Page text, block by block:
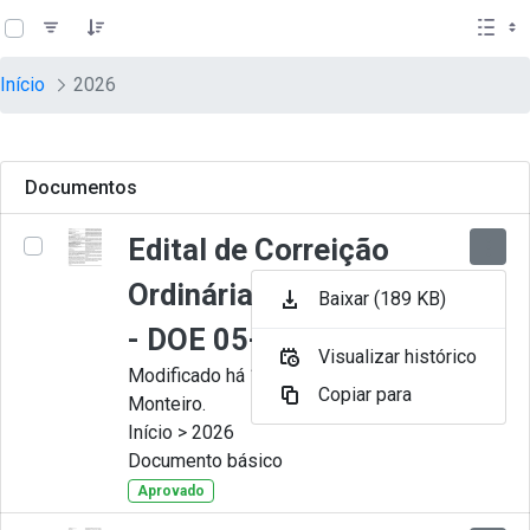
Pular para o Conteúdo principal
teste descricao
Início 2026
Documentos
Edital de Correição
Ordinária nº 009-2026
- DOE 05-08-2026
Modificado há 1 Dia por Juliana
Monteiro.
Início > 2026
Documento básico
Aprovado
Baixar (189 KB)
Visualizar histórico
Copiar para